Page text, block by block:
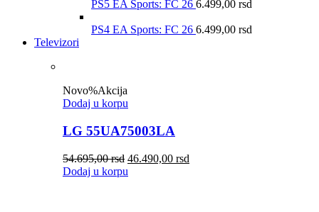
PS5 EA Sports: FC 26 6.499,00 rsd
PS4 EA Sports: FC 26 6.499,00 rsd
Televizori
Novo%Akcija
Dodaj u korpu
LG 55UA75003LA
54.695,00rsd 46.490,00 rsd
Dodaj u korpu